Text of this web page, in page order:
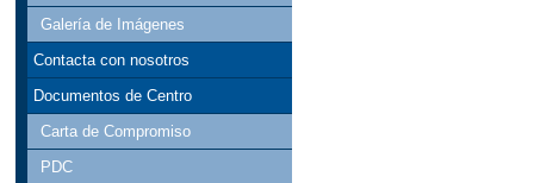
Galería de Imágenes
Contacta con nosotros
Documentos de Centro
Carta de Compromiso
PDC